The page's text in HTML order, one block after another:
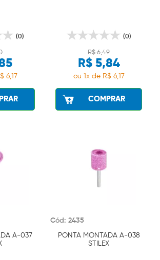
(0)
6,17
(0)
R$ 6,49
R$ 5,84
ou 1x de R$ 6,17
COMPRAR
A-037
Cód: 2435
PONTA MONTADA A-038
STILEX